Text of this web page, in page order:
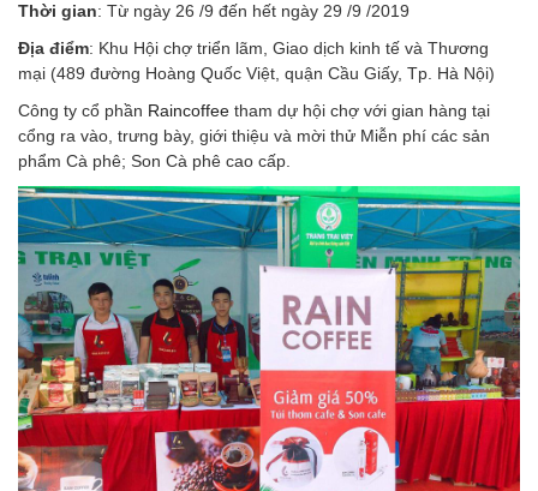
Thời gian: Từ ngày 26 /9 đến hết ngày 29 /9 /2019
Địa điểm: Khu Hội chợ triển lãm, Giao dịch kinh tế và Thương
mại (489 đường Hoàng Quốc Việt, quận Cầu Giấy, Tp. Hà Nội)
Công ty cổ phần Raincoffee tham dự hội chợ với gian hàng tại
cổng ra vào, trưng bày, giới thiệu và mời thử Miễn phí các sản
phẩm Cà phê; Son Cà phê cao cấp.